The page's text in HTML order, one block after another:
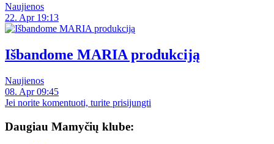
Naujienos
22. Apr 19:13
Išbandome MARIA produkciją
Naujienos
08. Apr 09:45
Jei norite komentuoti, turite prisijungti
Daugiau Mamyčių klube: